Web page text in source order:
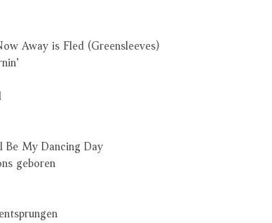
Away is Fled (Greensleeves)
My Dancing Day
geboren